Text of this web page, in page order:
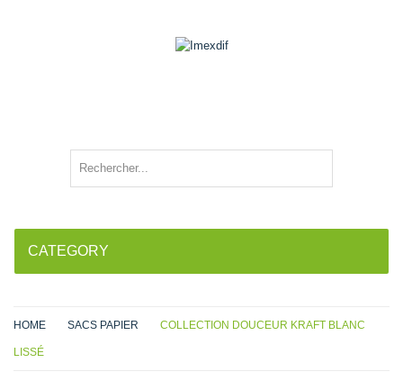
CATEGORY
HOME SACS PAPIER COLLECTION DOUCEUR KRAFT BLANC
LISSÉ